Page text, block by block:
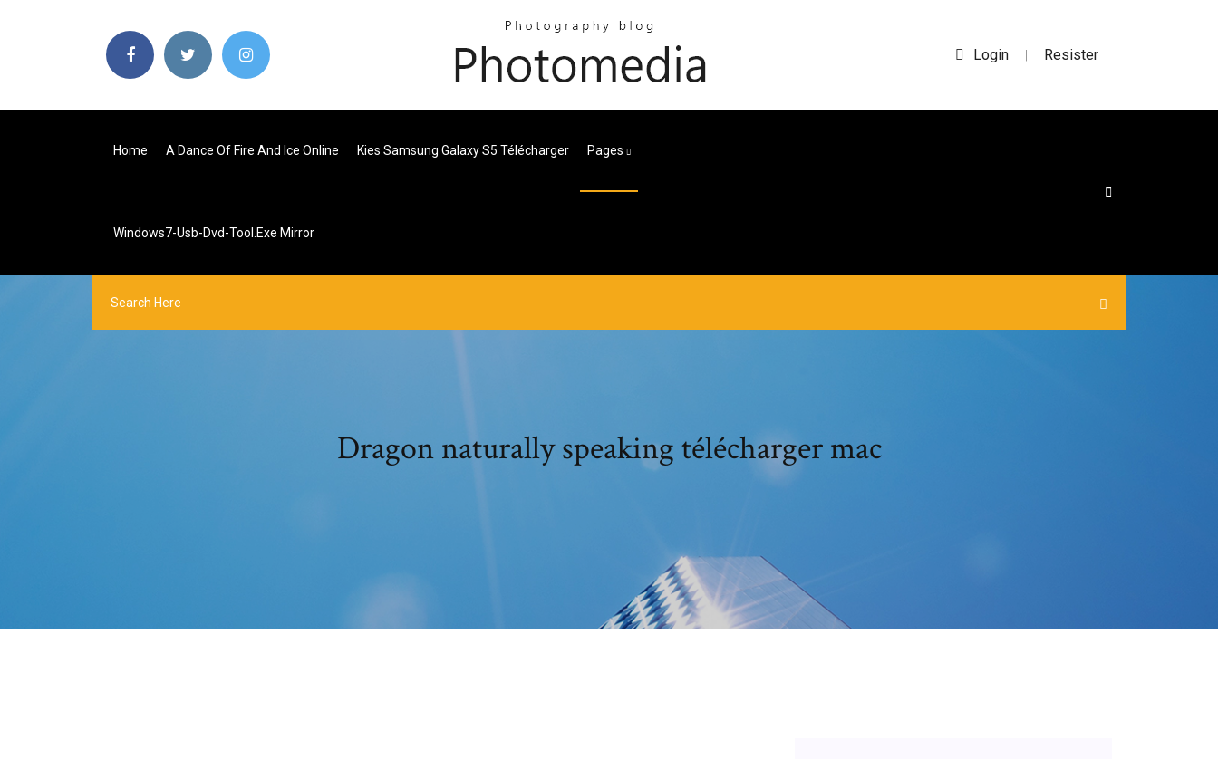
Login | Resister
Home A Dance Of Fire And Ice Online Kies Samsung Galaxy S5 Télécharger Pages
Windows7-Usb-Dvd-Tool.exe Mirror
Dragon naturally speaking télécharger mac